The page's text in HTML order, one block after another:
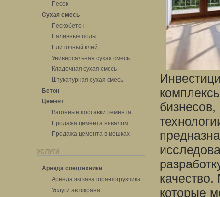
Песок
Сухая смесь
Пескобетон
Наливные полы
Плиточный клей
Универсальная сухая смесь
Кладочная сухая смесь
Штукатурная сухая смесь
Бетон
Цемент
Вагонные поставки цемента
Продажа цемента навалом
Продажа цемента в мешках
УСЛУГИ
Аренда спецтехники
Аренда экскаватора-погрузчика
Услуги автокрана
которые